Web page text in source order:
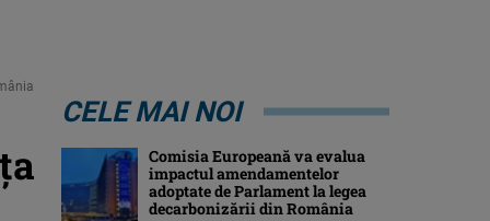
CELE MAI NOI
Comisia Europeană va evalua
impactul amendamentelor
adoptate de Parlament la legea
decarbonizării din România